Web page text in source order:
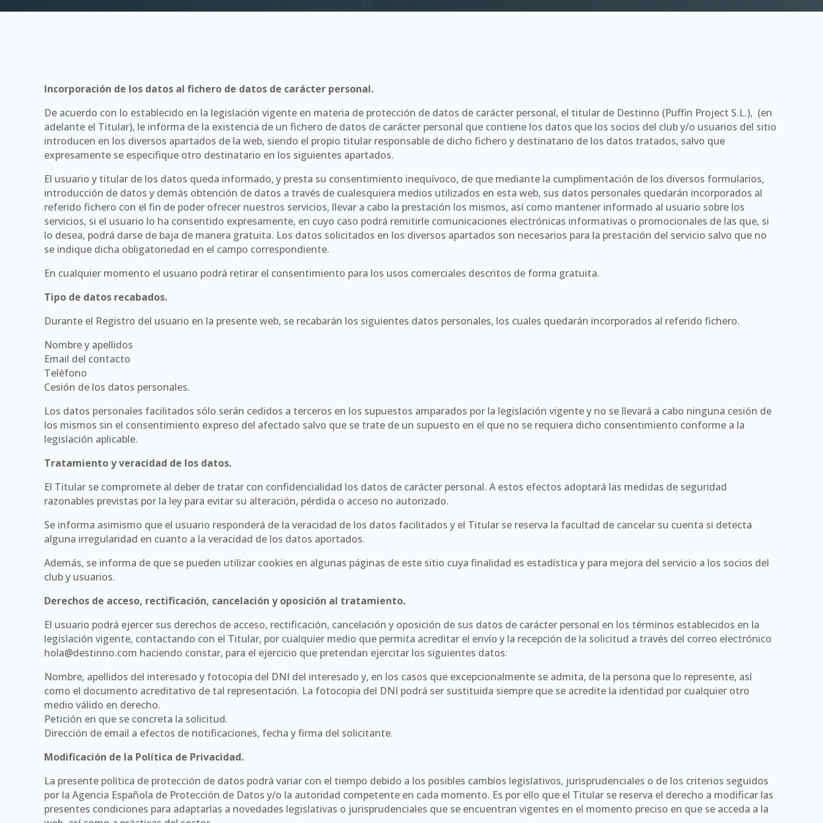
Incorporación de los datos al fichero de datos de carácter personal.
De acuerdo con lo establecido en la legislación vigente en materia de protección de datos de carácter personal, el titular de Destinno (Puffin Project S.L.), (en
adelante el Titular), le informa de la existencia de un fichero de datos de carácter personal que contiene los datos que los socios del club y/o usuarios del sitio
introducen en los diversos apartados de la web, siendo el propio titular responsable de dicho fichero y destinatario de los datos tratados, salvo que
expresamente se especifique otro destinatario en los siguientes apartados.
El usuario y titular de los datos queda informado, y presta su consentimiento inequívoco, de que mediante la cumplimentación de los diversos formularios,
introducción de datos y demás obtención de datos a través de cualesquiera medios utilizados en esta web, sus datos personales quedarán incorporados al
referido fichero con el fin de poder ofrecer nuestros servicios, llevar a cabo la prestación los mismos, así como mantener informado al usuario sobre los
servicios, si el usuario lo ha consentido expresamente, en cuyo caso podrá remitirle comunicaciones electrónicas informativas o promocionales de las que, si
lo desea, podrá darse de baja de manera gratuita. Los datos solicitados en los diversos apartados son necesarios para la prestación del servicio salvo que no
se indique dicha obligatoriedad en el campo correspondiente.
En cualquier momento el usuario podrá retirar el consentimiento para los usos comerciales descritos de forma gratuita.
Tipo de datos recabados.
Durante el Registro del usuario en la presente web, se recabarán los siguientes datos personales, los cuales quedarán incorporados al referido fichero.
Nombre y apellidos
Email del contacto
Teléfono
Cesión de los datos personales.
Los datos personales facilitados sólo serán cedidos a terceros en los supuestos amparados por la legislación vigente y no se llevará a cabo ninguna cesión de
los mismos sin el consentimiento expreso del afectado salvo que se trate de un supuesto en el que no se requiera dicho consentimiento conforme a la
legislación aplicable.
Tratamiento y veracidad de los datos.
El Titular se compromete al deber de tratar con confidencialidad los datos de carácter personal. A estos efectos adoptará las medidas de seguridad
razonables previstas por la ley para evitar su alteración, pérdida o acceso no autorizado.
Se informa asimismo que el usuario responderá de la veracidad de los datos facilitados y el Titular se reserva la facultad de cancelar su cuenta si detecta
alguna irregularidad en cuanto a la veracidad de los datos aportados.
Además, se informa de que se pueden utilizar cookies en algunas páginas de este sitio cuya finalidad es estadística y para mejora del servicio a los socios del
club y usuarios.
Derechos de acceso, rectificación, cancelación y oposición al tratamiento.
El usuario podrá ejercer sus derechos de acceso, rectificación, cancelación y oposición de sus datos de carácter personal en los términos establecidos en la
legislación vigente, contactando con el Titular, por cualquier medio que permita acreditar el envío y la recepción de la solicitud a través del correo electrónico
hola@destinno.com haciendo constar, para el ejercicio que pretendan ejercitar los siguientes datos:
Nombre, apellidos del interesado y fotocopia del DNI del interesado y, en los casos que excepcionalmente se admita, de la persona que lo represente, así
como el documento acreditativo de tal representación. La fotocopia del DNI podrá ser sustituida siempre que se acredite la identidad por cualquier otro
medio válido en derecho.
Petición en que se concreta la solicitud.
Dirección de email a efectos de notificaciones, fecha y firma del solicitante.
Modificación de la Política de Privacidad.
La presente política de protección de datos podrá variar con el tiempo debido a los posibles cambios legislativos, jurisprudenciales o de los criterios seguidos
por la Agencia Española de Protección de Datos y/o la autoridad competente en cada momento. Es por ello que el Titular se reserva el derecho a modificar las
presentes condiciones para adaptarlas a novedades legislativas o jurisprudenciales que se encuentran vigentes en el momento preciso en que se acceda a la